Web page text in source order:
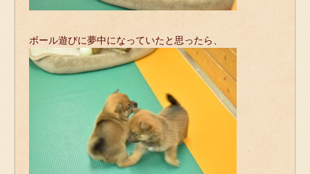
ボール遊びに夢中になっていたと思ったら、